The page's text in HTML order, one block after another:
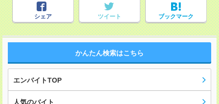
シェア ツイート ブックマーク
かんたん検索はこちら
エンバイトTOP
人気のバイト